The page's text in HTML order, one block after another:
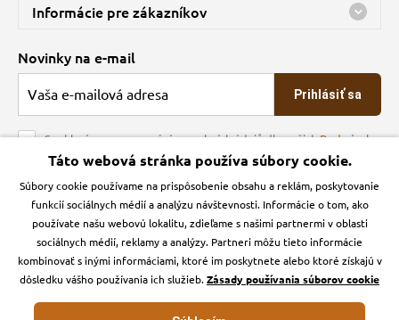
Predajňa a sklad Kbely
Bohužiaľ, momentálne máme zatvorené
Informácie pre zákazníkov
O spoločnosti
Veľkoobchod
Obchodné podmienky
Kontakt
Podmienky ochrany osobných údajov
Zásady používanie cookies a Google Analytics
Novinky na e-mail
Prihlásiť sa
Souhlasím se zpracováním osobních údajů dle našichPodmínek
ochrany osobních údajů
Krmiva Pučálka na sociálnych sieťach
Instagran Facebook
Táto webová stránka používa súbory cookie.
Súbory cookie používame na prispôsobenie obsahu a reklám, poskytovanie
funkcií sociálnych médií a analýzu návštevnosti. Informácie o tom, ako
používate našu webovú lokalitu, zdieľame s našimi partnermi v oblasti
sociálnych médií, reklamy a analýzy. Partneri môžu tieto informácie
kombinovať s inými informáciami, ktoré im poskytnete alebo ktoré získajú v
dôsledku vášho používania ich služieb.Zásady používania súborov cookie